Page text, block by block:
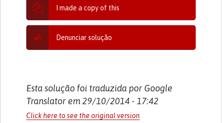
I made a copy of this
Denunciar solução
Esta solução foi traduzida por Google
Translator em 29/10/2014 - 17:42
Click here to see the original version